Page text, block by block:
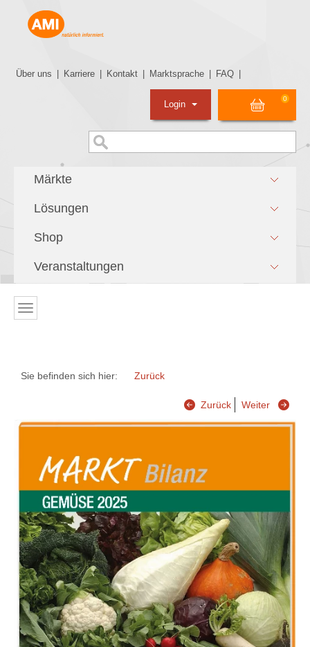
Über uns Karriere Kontakt Marktsprache FAQ
0
Login
Märkte
Lösungen
Shop
Veranstaltungen
Sie befinden sich hier: Zurück
Zurück Weiter